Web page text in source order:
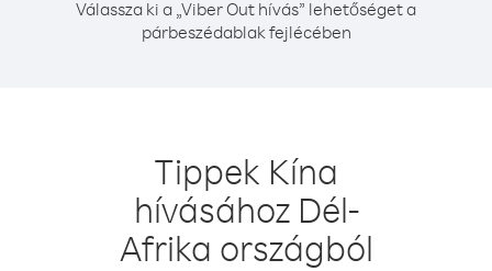
Válassza ki a „Viber Out hívás” lehetőséget a
párbeszédablak fejlécében
Tippek Kína
hívásához Dél-
Afrika országból